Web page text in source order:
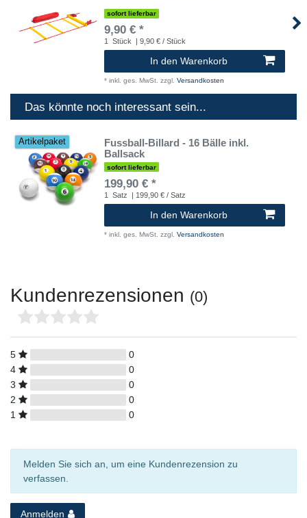
sofort lieferbar
9,90 € *
1 Stück | 9,90 € / Stück
In den Warenkorb
* inkl. ges. MwSt. zzgl. Versandkosten
Das könnte noch interessant sein...
Artikelpaket
Fussball-Billard - 16 Bälle inkl.
Ballsack
sofort lieferbar
199,90 € *
1 Satz | 199,90 € / Satz
In den Warenkorb
* inkl. ges. MwSt. zzgl. Versandkosten
Kundenrezensionen (0)
5
0
4
0
3
0
2
0
1
0
Melden Sie sich an, um eine Kundenrezension zu
verfassen.
Anmelden